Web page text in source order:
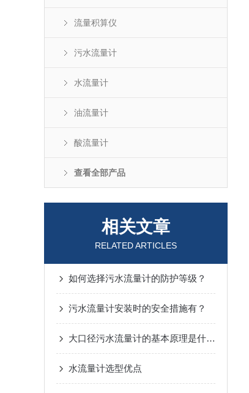
流量积算仪
污水流量计
水流量计
油流量计
酸流量计
查看全部产品
相关文章
RELATED ARTICLES
如何选择污水流量计的防护等级？
污水流量计安装时的安全措施有？
大口径污水流量计的基本原理是什么？
水流量计选型优点